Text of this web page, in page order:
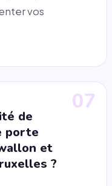
vos
07
de
porte
et
?